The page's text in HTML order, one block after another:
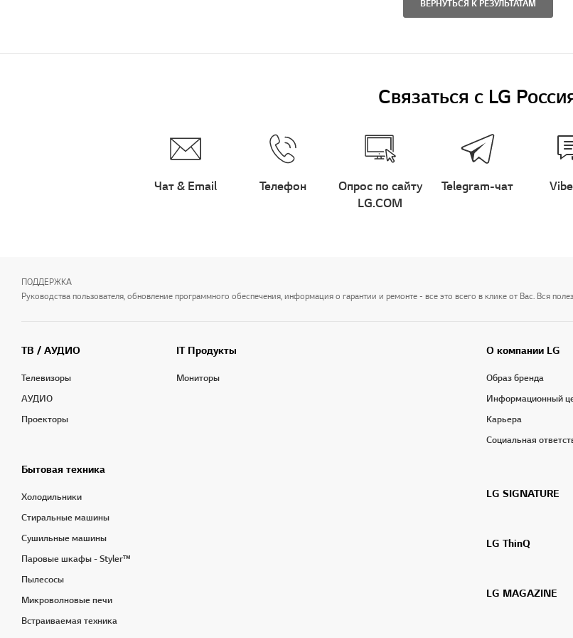
ВЕРНУТЬСЯ К РЕЗУЛЬТАТАМ
Связаться с LG
Чат & Email Телефон
Опрос по сайту
LG.COM
Telegram-чат
ПОДДЕРЖКА
Руководства пользователя, обновление программного обеспечения, информация о гарантии и ремонте - все это всего в клике от Вас. Вся
ТВ / АУДИО
Телевизоры
АУДИО
Проекторы
IT Продукты
Мониторы
Бытовая техника
Холодильники
Стиральные машины
Сушильные машины
Паровые шкафы - Styler™
Пылесосы
Микроволновые печи
Встраиваемая техника
О компании LG
Образ бренда
Информационный
Карьера
Социальная
LG SIGNATURE
LG ThinQ
LG MAGAZINE